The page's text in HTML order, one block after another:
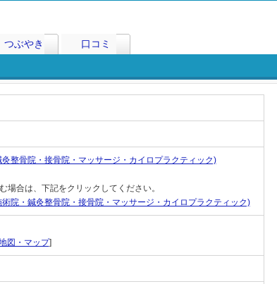
つぶやき 口コミ
整骨院・接骨院・マッサージ・カイロプラクティック)
場合は、下記をクリックしてください。
院・鍼灸整骨院・接骨院・マッサージ・カイロプラクティック)
図・マップ]